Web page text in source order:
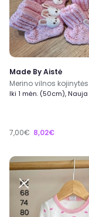
Made By Aistė
Iki 1 mėn. (50cm), Nauja
7,00€ 8,02€